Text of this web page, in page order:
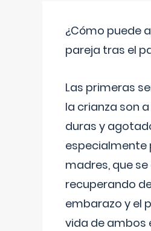
¿Cómo puede
pareja tras el
Las primeras
la crianza son
duras y
especialmente
madres, que
recuperando
embarazo y el
vida de ambos